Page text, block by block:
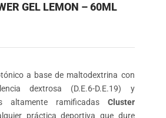
GEL LEMON – 60ML
a base de maltodextrina con
dextrosa (D.E.6-D.E.19) y
altamente ramificadas Cluster
práctica deportiva que dure